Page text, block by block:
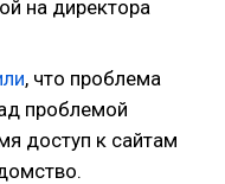
на директора
, что проблема
проблемой
доступ к сайтам